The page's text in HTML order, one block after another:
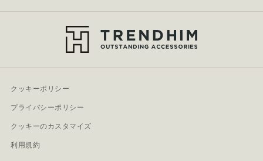
クッキーポリシー
プライバシーポリシー
クッキーのカスタマイズ
利用規約